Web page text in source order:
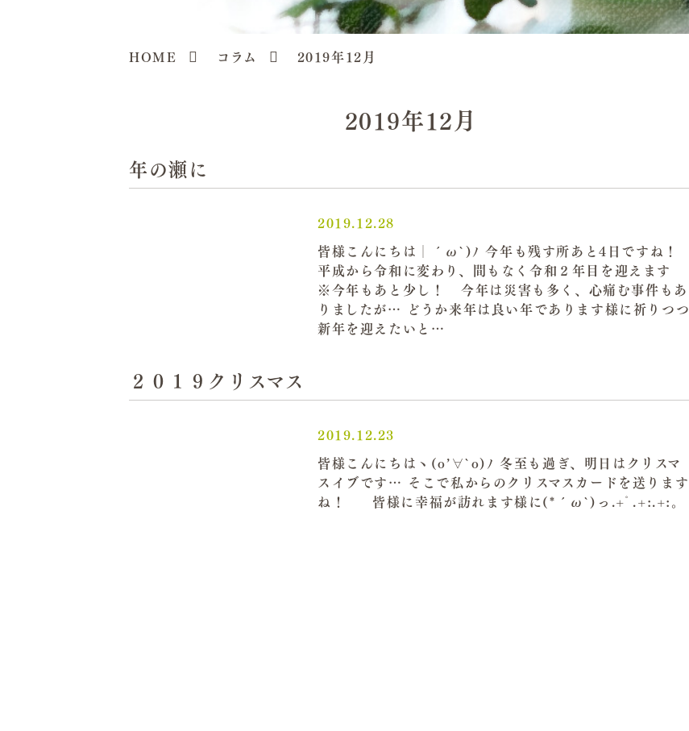
HOME コラム 2019年12月
2019年12月
年の瀬に
2019.12.28
皆様こんにちは│´ω`)ﾉ 今年も残す所あと4日ですね！
平成から令和に変わり、間もなく令和２年目を迎えます
※今年もあと少し！ 今年は災害も多く、心痛む事件もあ
りましたが… どうか来年は良い年であります様に祈りつつ
新年を迎えたいと…
２０１９クリスマス
2019.12.23
皆様こんにちはヽ(o’∀`o)ﾉ 冬至も過ぎ、明日はクリスマ
スイブです… そこで私からのクリスマスカードを送ります
ね！ 皆様に幸福が訪れます様に(*´ω`)っ.+ﾟ.+:.+:｡